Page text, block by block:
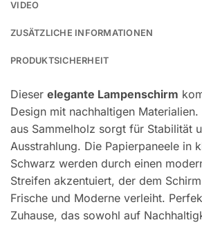
VIDEO
ZUSÄTZLICHE INFORMATIONEN
PRODUKTSICHERHEIT
Dieser elegante Lampenschirm
Design mit nachhaltigen Materialien.
aus Sammelholz sorgt für Stabilität
Ausstrahlung. Die Papierpaneele in
Schwarz werden durch einen
Streifen akzentuiert, der dem
Frische und Moderne verleiht.
Zuhause, das sowohl auf